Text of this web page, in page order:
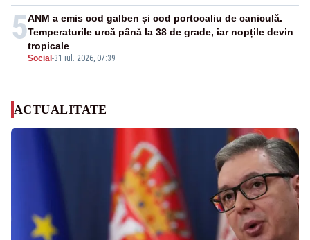
5
Social -31 iul. 2026, 07:39
ANM a emis cod galben și cod portocaliu de caniculă.
Temperaturile urcă până la 38 de grade, iar nopțile devin
tropicale
ACTUALITATE